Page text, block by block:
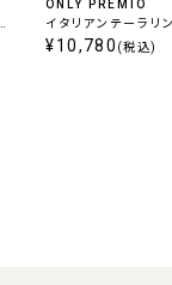
ONLY PREMIO
イタリアンテーラリ
ンアイロン / イタリ
¥10,780 (税込)